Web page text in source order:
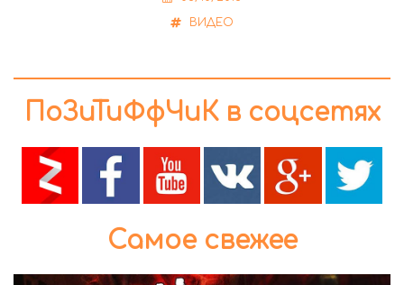
ВИДЕО
ПоЗиТиФфЧиК в соцсетях
Самое свежее